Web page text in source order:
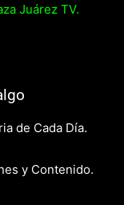
Juárez TV.
de Cada Día.
y Contenido.